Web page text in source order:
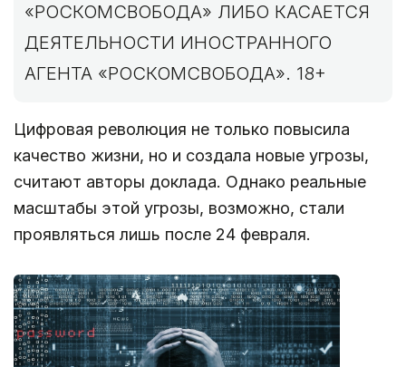
«РОСКОМСВОБОДА» ЛИБО КАСАЕТСЯ
ДЕЯТЕЛЬНОСТИ ИНОСТРАННОГО
АГЕНТА «РОСКОМСВОБОДА». 18+
Цифровая революция не только повысила
качество жизни, но и создала новые угрозы,
считают авторы доклада. Однако реальные
масштабы этой угрозы, возможно, стали
проявляться лишь после 24 февраля.